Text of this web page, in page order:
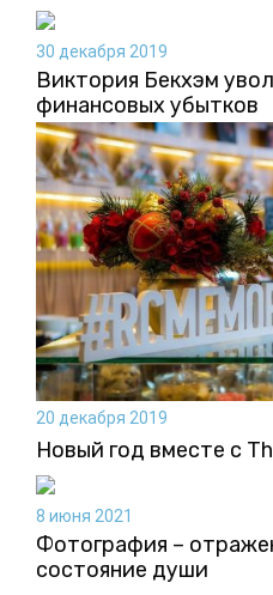
30 декабря 2019
Виктория Бекхэм
финансовых убытков
20 декабря 2019
Новый год вместе с
8 июня 2021
Фотография –
состояние души